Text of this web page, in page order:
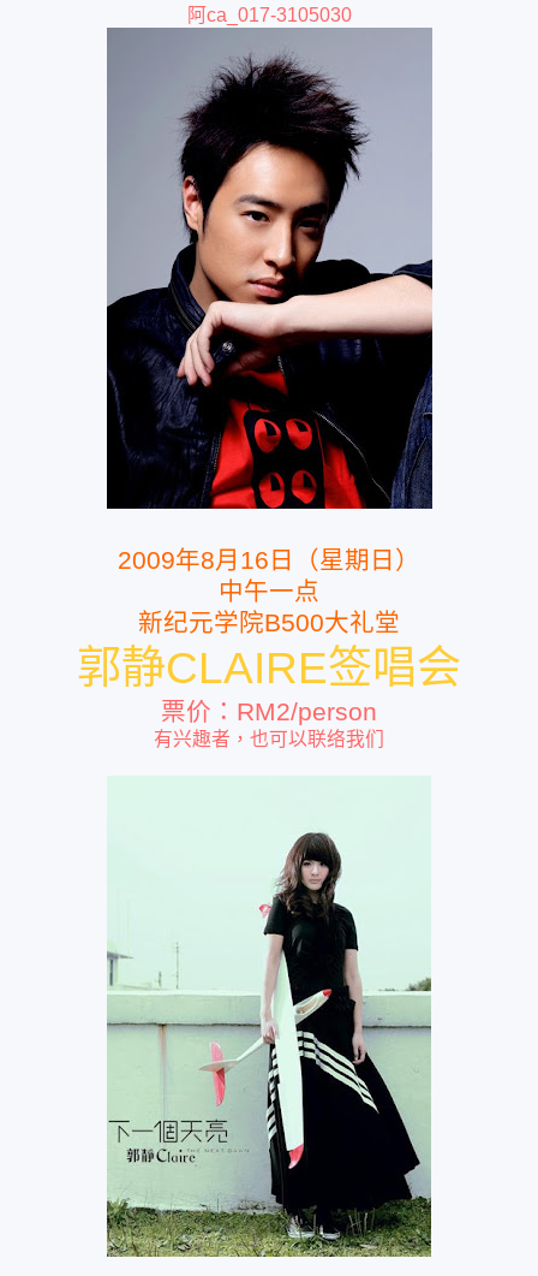
阿ca_017-3105030
2009年8月16日（星期日）
中午一点
新纪元学院B500大礼堂
郭静CLAIRE签唱会
票价：RM2/person
有兴趣者，也可以联络我们